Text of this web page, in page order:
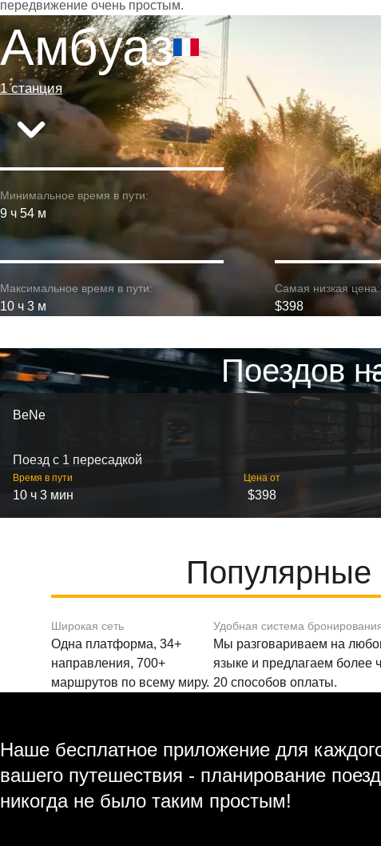
передвижение очень простым.
Амбуаз
1 станция
Минимальное время в пути:
9 ч 54 м
Максимальное время в пути:
10 ч 3 м
Самая низкая цена:
$398
Поездов
BeNe
Поезд с 1 пересадкой
Время в пути
10 ч 3 мин
Цена от
$398
Популярные
Широкая сеть
Одна платформа, 34+
направления, 700+
маршрутов по всему миру.
Удобная система
Мы разговариваем на
языке и предлагаем более
20 способов оплаты.
Наше бесплатное приложение для
вашего путешествия - планирование
никогда не было таким простым!